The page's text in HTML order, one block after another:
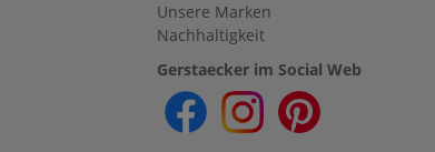
Unsere Marken
Nachhaltigkeit
Gerstaecker im Social Web